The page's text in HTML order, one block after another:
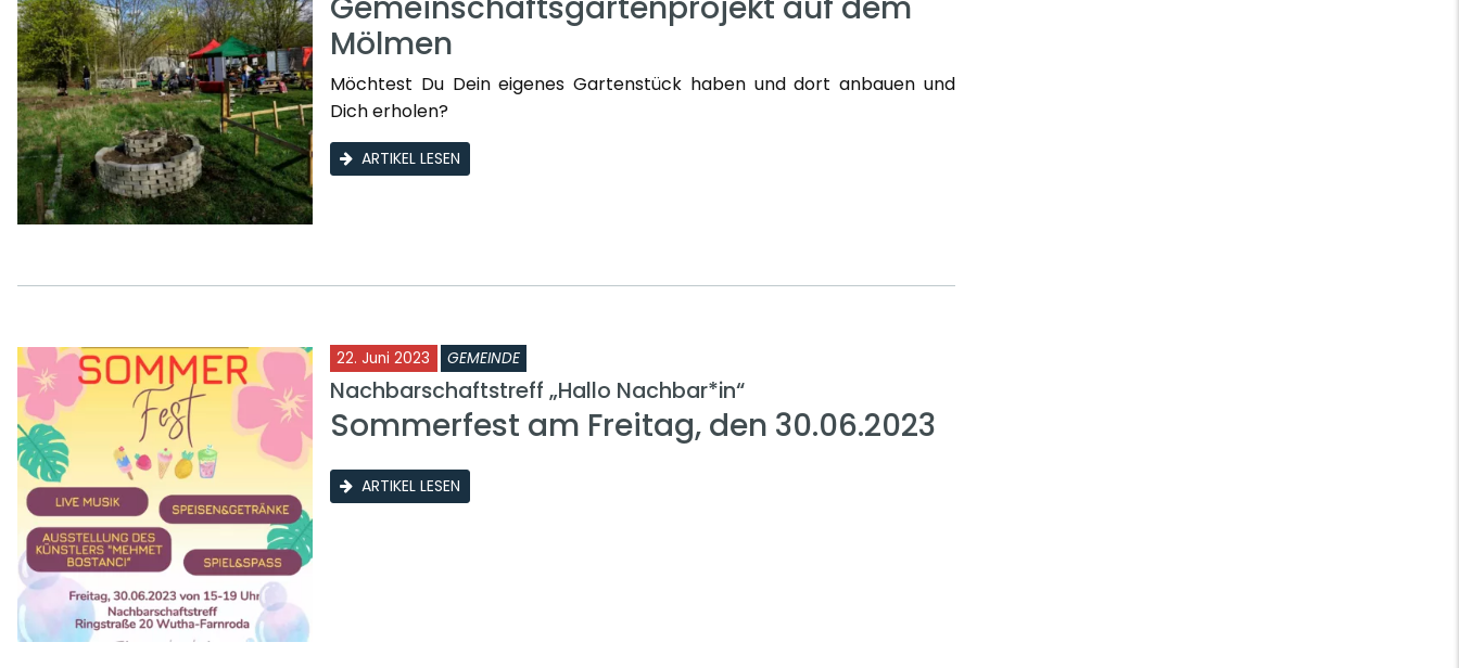
Mölmen
Möchtest Du Dein eigenes Gartenstück haben und dort anbauen und
Dich erholen?
ARTIKEL LESEN
22. Juni 2023 GEMEINDE
Nachbarschaftstreff „Hallo Nachbar*in“
Sommerfest am Freitag, den 30.06.2023
ARTIKEL LESEN